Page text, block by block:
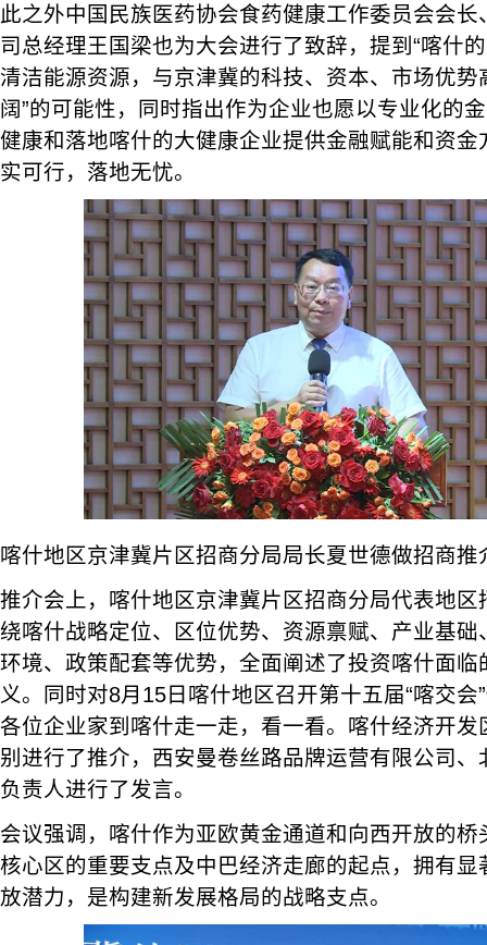
此之外中国民族医药协会食药健康工作委员会会
司总经理王国梁也为大会进行了致辞，提到“喀什
清洁能源资源，与京津冀的科技、资本、市场优
阔”的可能性，同时指出作为企业也愿以专业化的
健康和落地喀什的大健康企业提供金融赋能和资金
实可行，落地无忧。
喀什地区京津冀片区招商分局局长夏世德做招商推
推介会上，喀什地区京津冀片区招商分局代表地
绕喀什战略定位、区位优势、资源禀赋、产业基
环境、政策配套等优势，全面阐述了投资喀什面临
义。同时对8月15日喀什地区召开第十五届“喀交
各位企业家到喀什走一走，看一看。喀什经济开
别进行了推介，西安曼卷丝路品牌运营有限公司
负责人进行了发言。
会议强调，喀什作为亚欧黄金通道和向西开放的
核心区的重要支点及中巴经济走廊的起点，拥有
放潜力，是构建新发展格局的战略支点。